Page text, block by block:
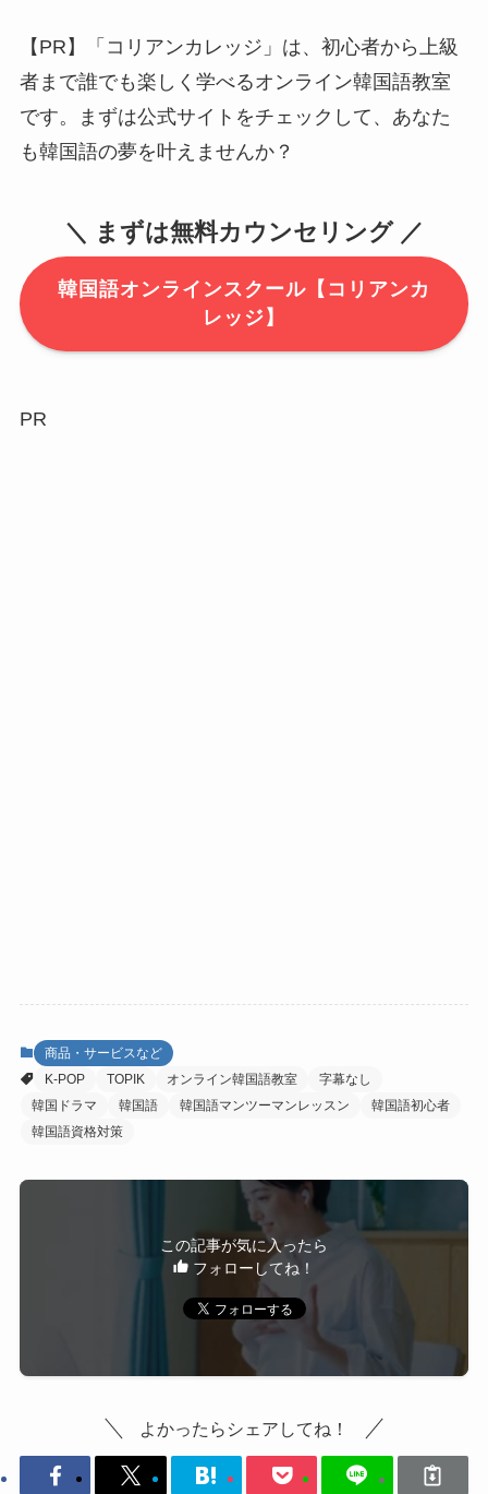
【PR】「コリアンカレッジ」は、初心者から上級
者まで誰でも楽しく学べるオンライン韓国語教室
です。まずは公式サイトをチェックして、あなた
も韓国語の夢を叶えませんか？
＼ まずは無料カウンセリング ／
韓国語オンラインスクール【コリアンカ
レッジ】
PR
商品・サービスなど
K-POP
TOPIK オンライン韓国語教室
字幕なし
韓国ドラマ
韓国語 韓国語マンツーマンレッスン
韓国語初心者
韓国語資格対策
この記事が気に入ったら
フォローしてね！
よかったらシェアしてね！